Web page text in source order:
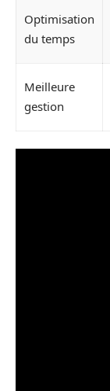
Optimisation
du temps
Meilleure
gestion